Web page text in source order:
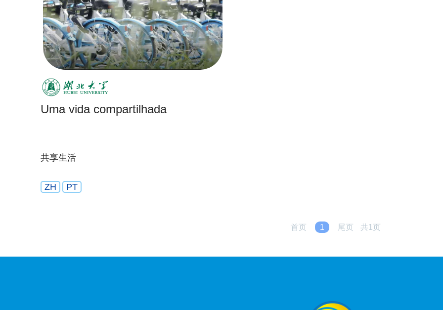
Uma vida compartilhada
共享生活
ZH PT
首页 1 尾页 共1页